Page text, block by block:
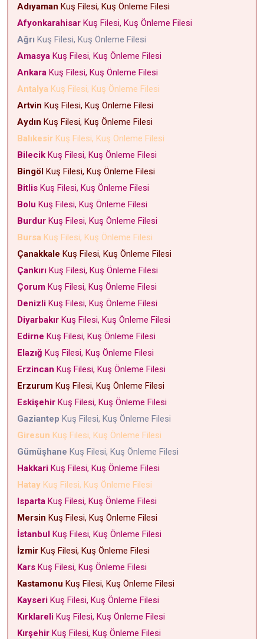
Adıyaman Kuş Filesi, Kuş Önleme Filesi
Afyonkarahisar Kuş Filesi, Kuş Önleme Filesi
Ağrı Kuş Filesi, Kuş Önleme Filesi
Amasya Kuş Filesi, Kuş Önleme Filesi
Ankara Kuş Filesi, Kuş Önleme Filesi
Antalya Kuş Filesi, Kuş Önleme Filesi
Artvin Kuş Filesi, Kuş Önleme Filesi
Aydın Kuş Filesi, Kuş Önleme Filesi
Balıkesir Kuş Filesi, Kuş Önleme Filesi
Bilecik Kuş Filesi, Kuş Önleme Filesi
Bingöl Kuş Filesi, Kuş Önleme Filesi
Bitlis Kuş Filesi, Kuş Önleme Filesi
Bolu Kuş Filesi, Kuş Önleme Filesi
Burdur Kuş Filesi, Kuş Önleme Filesi
Bursa Kuş Filesi, Kuş Önleme Filesi
Çanakkale Kuş Filesi, Kuş Önleme Filesi
Çankırı Kuş Filesi, Kuş Önleme Filesi
Çorum Kuş Filesi, Kuş Önleme Filesi
Denizli Kuş Filesi, Kuş Önleme Filesi
Diyarbakır Kuş Filesi, Kuş Önleme Filesi
Edirne Kuş Filesi, Kuş Önleme Filesi
Elazığ Kuş Filesi, Kuş Önleme Filesi
Erzincan Kuş Filesi, Kuş Önleme Filesi
Erzurum Kuş Filesi, Kuş Önleme Filesi
Eskişehir Kuş Filesi, Kuş Önleme Filesi
Gaziantep Kuş Filesi, Kuş Önleme Filesi
Giresun Kuş Filesi, Kuş Önleme Filesi
Gümüşhane Kuş Filesi, Kuş Önleme Filesi
Hakkari Kuş Filesi, Kuş Önleme Filesi
Hatay Kuş Filesi, Kuş Önleme Filesi
Isparta Kuş Filesi, Kuş Önleme Filesi
Mersin Kuş Filesi, Kuş Önleme Filesi
İstanbul Kuş Filesi, Kuş Önleme Filesi
İzmir Kuş Filesi, Kuş Önleme Filesi
Kars Kuş Filesi, Kuş Önleme Filesi
Kastamonu Kuş Filesi, Kuş Önleme Filesi
Kayseri Kuş Filesi, Kuş Önleme Filesi
Kırklareli Kuş Filesi, Kuş Önleme Filesi
Kırşehir Kuş Filesi, Kuş Önleme Filesi